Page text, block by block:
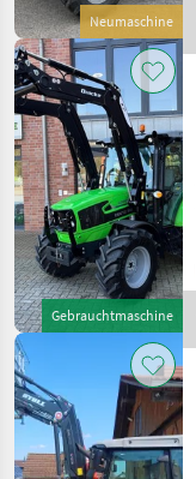
Neumaschine
Gebrauchtmaschine